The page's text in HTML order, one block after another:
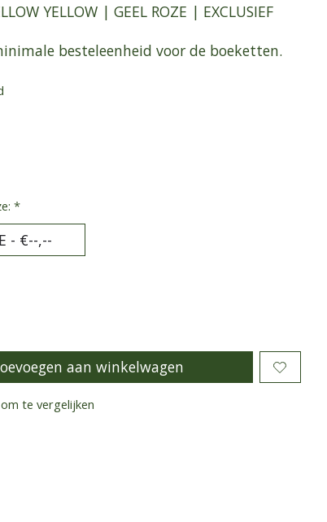
YELLOW | GEEL ROZE | EXCLUSIEF
besteleenheid voor de boeketten.
*
aan winkelwagen
te vergelijken